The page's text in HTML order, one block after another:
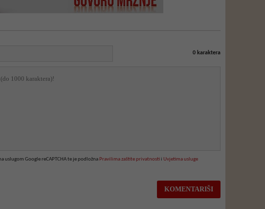
0karaktera
uslugom Google reCAPTCHA te je podložna Pravilima zaštite privatnostii Uvjetima usluge